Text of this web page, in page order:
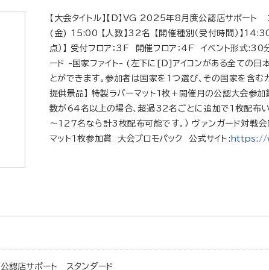
【大会タイトル】【D】VG 2025年8月度公認店サポ
(金) 15:00 【人数】32名 【開催種別（受付時間）】
点）】 受付フロア：3F 開催フロア：4F イベント形式
ード -国家ファイト- (左下に[D]アイコンがある全ての日本
とができます。参加者は国家を1つ選び、その国家を含む
提供景品】 特製ラバーマット1枚＋開催月の公認大会参
数が64名以上の場合、超過32名ごとに追加で1枚配布い
～127名なら計3枚配布可能です。） ヴァンガード対戦会
マット１枚参加賞 大会プロモパック 公式サイト: https://
認店サポート スタンダード